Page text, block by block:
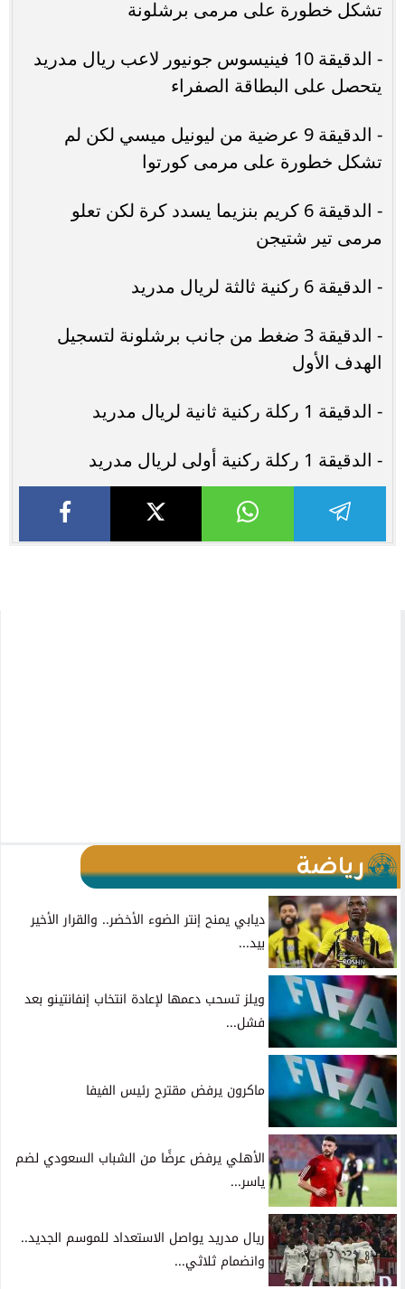
تشكل خطورة على مرمى برشلونة
- الدقيقة 10 فينيسوس جونيور لاعب ريال مدريد
يتحصل على البطاقة الصفراء
- الدقيقة 9 عرضية من ليونيل ميسي لكن لم
تشكل خطورة على مرمى كورتوا
- الدقيقة 6 كريم بنزيما يسدد كرة لكن تعلو
مرمى تير شتيجن
- الدقيقة 6 ركنية ثالثة لريال مدريد
- الدقيقة 3 ضغط من جانب برشلونة لتسجيل
الهدف الأول
- الدقيقة 1 ركلة ركنية ثانية لريال مدريد
- الدقيقة 1 ركلة ركنية أولى لريال مدريد
رياضة
ديابي يمنح إنتر الضوء الأخضر.. والقرار الأخير
بيد...
ويلز تسحب دعمها لإعادة انتخاب إنفانتينو بعد
فشل...
ماكرون يرفض مقترح رئيس الفيفا
الأهلي يرفض عرضًا من الشباب السعودي لضم
ياسر...
ريال مدريد يواصل الاستعداد للموسم الجديد..
وانضمام ثلاثي...